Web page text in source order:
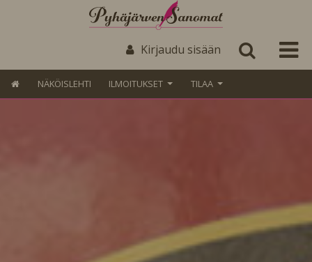
Kirjaudu sisään
NÄKÖISLEHTI ILMOITUKSET TILAA